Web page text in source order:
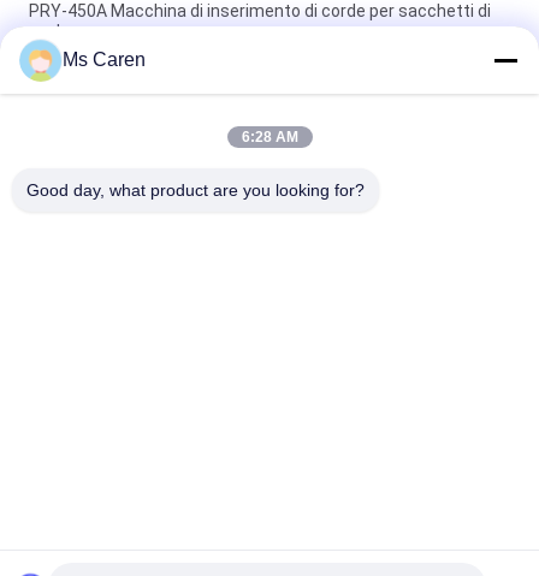
PRY-450A Macchina di inserimento di corde per sacchetti di
carta
Busta automatica del bollettino della borsa di bolla di Kraft poli
che fa la guarnizione laterale della macchina due
PRY-JD260 V Forma di fondo affilato di carta alimentare
Ms Caren
6:28 AM
Good day, what product are you looking for?